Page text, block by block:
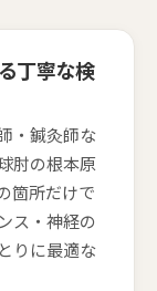
丁寧な検
・鍼灸師な
肘の根本原
箇所だけで
ス・神経の
りに最適な